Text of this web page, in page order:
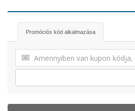
Promóciós kód alkalmazása